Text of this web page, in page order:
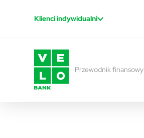
Klienci indywidualni
Przewodnik finansowy